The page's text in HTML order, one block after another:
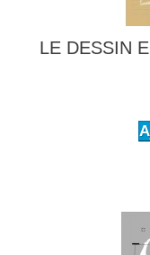
LE DESSIN